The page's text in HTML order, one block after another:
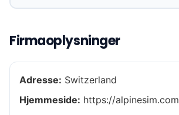
Firmaoplysninger
Adresse: Switzerland
Hjemmeside: https://alpinesim.com